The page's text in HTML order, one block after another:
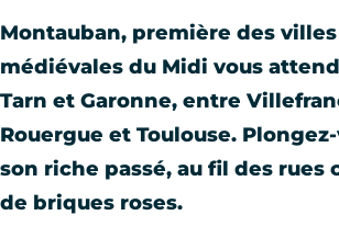
Montauban, première des
médiévales du Midi vous
Tarn et Garonne, entre
Rouergue et Toulouse.
son riche passé, au fil des rues
de briques roses.